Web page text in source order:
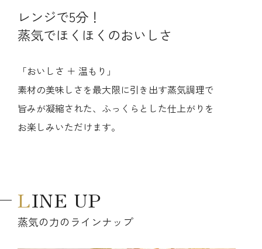
レンジで5分！
蒸気でほくほくのおいしさ
「おいしさ ＋ 温もり」
素材の美味しさを最大限に引き出す蒸気調理で
旨みが凝縮された、ふっくらとした仕上がりを
お楽しみいただけます。
LINE UP
蒸気の力のラインナップ